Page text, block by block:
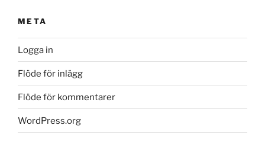
META
Logga in
Flöde för inlägg
Flöde för kommentarer
WordPress.org